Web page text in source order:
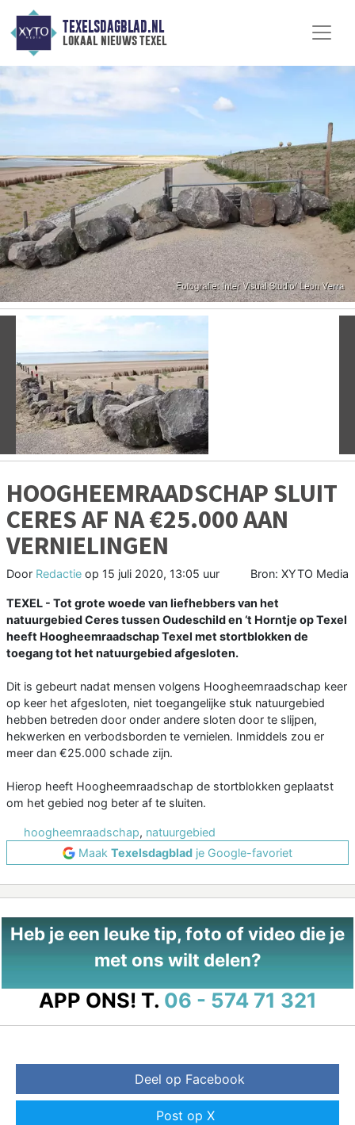
TEXELSDAGBLAD.NL
lokaal nieuws texel
Vorige
HOOGHEEMRAADSCHAP SLUIT
CERES AF NA €25.000 AAN
VERNIELINGEN
Door Redactie op 15 juli 2020, 13:05 uur Bron: XYTO Media
TEXEL - Tot grote woede van liefhebbers van het
natuurgebied Ceres tussen Oudeschild en ‘t Horntje op Texel
heeft Hoogheemraadschap Texel met stortblokken de
toegang tot het natuurgebied afgesloten.
Dit is gebeurt nadat mensen volgens Hoogheemraadschap keer
op keer het afgesloten, niet toegangelijke stuk natuurgebied
hebben betreden door onder andere sloten door te slijpen,
hekwerken en verbodsborden te vernielen. Inmiddels zou er
meer dan €25.000 schade zijn.
Hierop heeft Hoogheemraadschap de stortblokken geplaatst
om het gebied nog beter af te sluiten.
hoogheemraadschap, natuurgebied
Maak Texelsdagblad je Google-favoriet
Heb je een leuke tip, foto of video die je
met ons wilt delen?
APP ONS! T. 06 - 574 71 321
Deel op Facebook
Post op X